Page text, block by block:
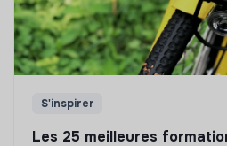
S'inspirer
Les 25 meilleures